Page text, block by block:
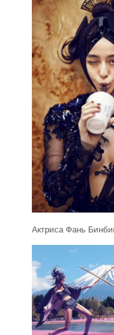
Актриса Фань